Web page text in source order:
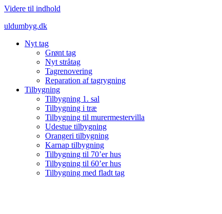
Videre til indhold
uldumbyg.dk
Nyt tag
Grønt tag
Nyt stråtag
Tagrenovering
Reparation af tagrygning
Tilbygning
Tilbygning 1. sal
Tilbygning i træ
Tilbygning til murermestervilla
Udestue tilbygning
Orangeri tilbygning
Karnap tilbygning
Tilbygning til 70’er hus
Tilbygning til 60’er hus
Tilbygning med fladt tag